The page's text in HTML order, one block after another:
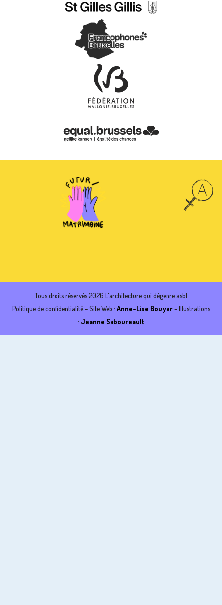
Tous droits réservés 2026 L'architecture qui dégenre asbl
Politique de confidentialité– Site Web : Anne-Lise Bouyer– Illustrations
: Jeanne Saboureault